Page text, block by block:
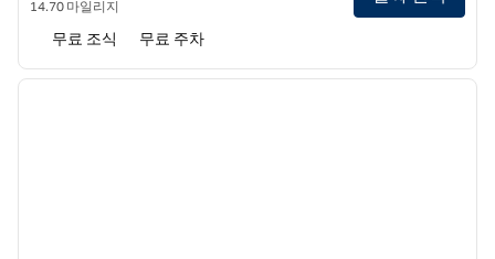
14.70 마일리지
무료 조식 무료 주차
1/12
다음